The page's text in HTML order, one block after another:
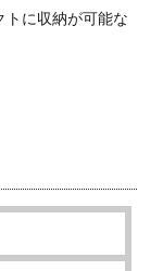
トに収納が可能な